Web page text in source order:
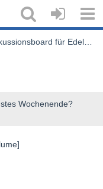
für Edelmetalle & Rohstoffe
Wochenende?